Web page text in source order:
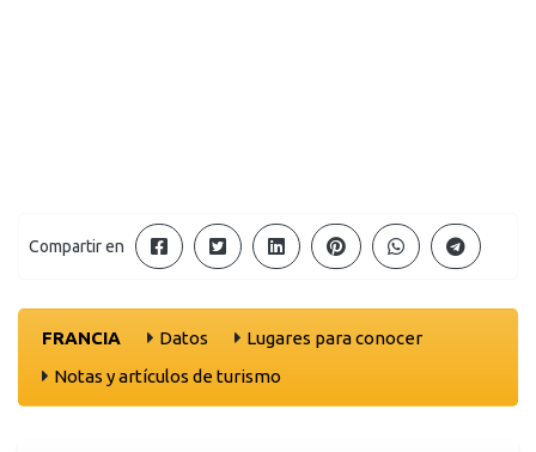
Compartir en
FRANCIA Datos
Lugares para conocer
Notas y artículos de turismo